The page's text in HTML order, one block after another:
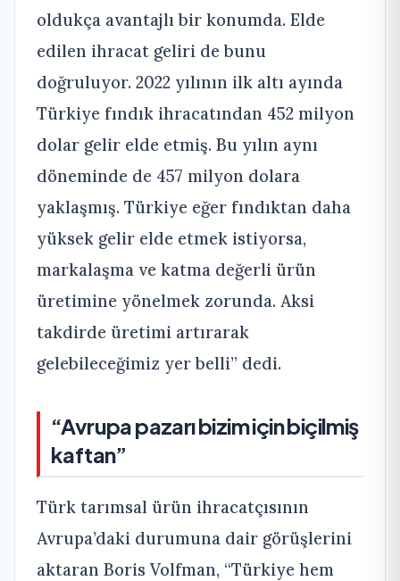
oldukça avantajlı bir konumda. Elde
edilen ihracat geliri de bunu
doğruluyor. 2022 yılının ilk altı ayında
Türkiye fındık ihracatından 452 milyon
dolar gelir elde etmiş. Bu yılın aynı
döneminde de 457 milyon dolara
yaklaşmış. Türkiye eğer fındıktan daha
yüksek gelir elde etmek istiyorsa,
markalaşma ve katma değerli ürün
üretimine yönelmek zorunda. Aksi
takdirde üretimi artırarak
gelebileceğimiz yer belli” dedi.
“Avrupa pazarı bizim için biçilmiş
kaftan”
Türk tarımsal ürün ihracatçısının
Avrupa’daki durumuna dair görüşlerini
aktaran Boris Volfman, “Türkiye hem